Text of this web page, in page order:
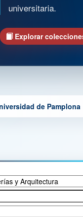
universitaria.
Explorar
de Pamplona